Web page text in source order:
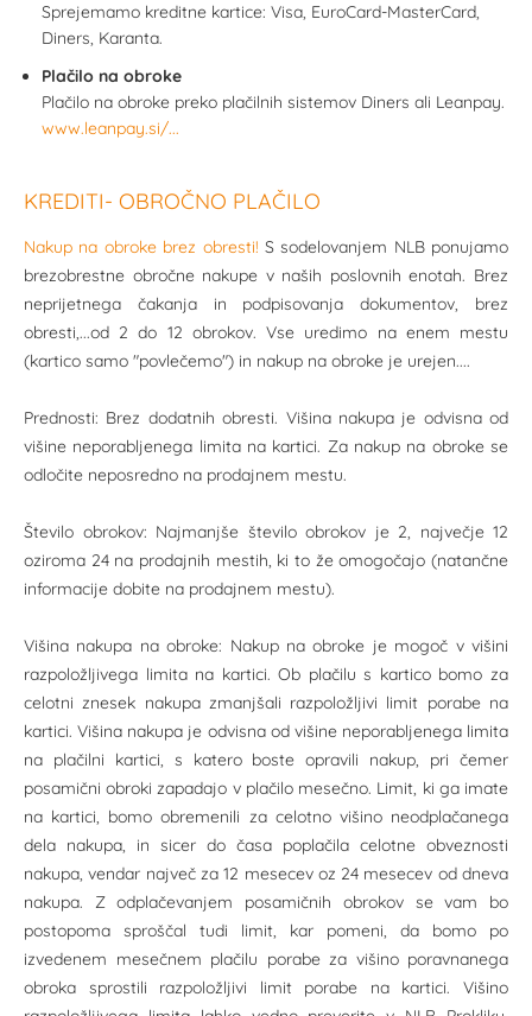
Sprejemamo kreditne kartice: Visa, EuroCard-MasterCard,
Diners, Karanta.
Plačilo na obroke
Plačilo na obroke preko plačilnih sistemov Diners ali Leanpay.
www.leanpay.si/...
KREDITI- OBROČNO PLAČILO
Nakup na obroke brez obresti! S sodelovanjem NLB ponujamo
brezobrestne obročne nakupe v naših poslovnih enotah. Brez
neprijetnega čakanja in podpisovanja dokumentov, brez
obresti,...od 2 do 12 obrokov. Vse uredimo na enem mestu
(kartico samo "povlečemo") in nakup na obroke je urejen....
Prednosti: Brez dodatnih obresti. Višina nakupa je odvisna od
višine neporabljenega limita na kartici. Za nakup na obroke se
odločite neposredno na prodajnem mestu.
Število obrokov: Najmanjše število obrokov je 2, največje 12
oziroma 24 na prodajnih mestih, ki to že omogočajo (natančne
informacije dobite na prodajnem mestu).
Višina nakupa na obroke: Nakup na obroke je mogoč v višini
razpoložljivega limita na kartici. Ob plačilu s kartico bomo za
celotni znesek nakupa zmanjšali razpoložljivi limit porabe na
kartici. Višina nakupa je odvisna od višine neporabljenega limita
na plačilni kartici, s katero boste opravili nakup, pri čemer
posamični obroki zapadajo v plačilo mesečno. Limit, ki ga imate
na kartici, bomo obremenili za celotno višino neodplačanega
dela nakupa, in sicer do časa poplačila celotne obveznosti
nakupa, vendar največ za 12 mesecev oz 24 mesecev od dneva
nakupa. Z odplačevanjem posamičnih obrokov se vam bo
postopoma sproščal tudi limit, kar pomeni, da bomo po
izvedenem mesečnem plačilu porabe za višino poravnanega
obroka sprostili razpoložljivi limit porabe na kartici. Višino